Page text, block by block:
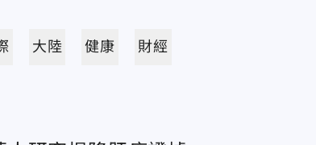
大陸 健康 財經